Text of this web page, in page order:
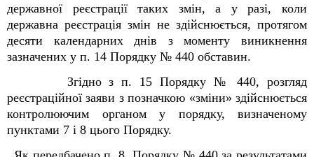
державної реєстрації таких змін, а у разі, коли
державна реєстрація змін не здійснюється, протягом
десяти календарних днів з моменту виникнення
зазначених у п. 14 Порядку № 440 обставин.
Згідно з п. 15 Порядку № 440, розгляд
реєстраційної заяви з позначкою «зміни» здійснюється
контролюючим органом у порядку, визначеному
пунктами 7 і 8 цього Порядку.